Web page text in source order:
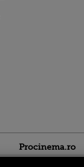
Procinema.ro